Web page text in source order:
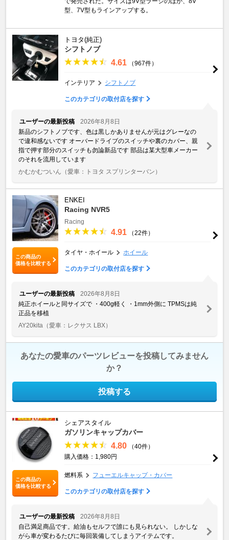
型、7V型もラインアップする。
トヨタ(純正)
シフトノブ
4.61 （967件）
インテリア シフトノブ
このカテゴリの取付店を探す
ユーザーの最新投稿
2026年8月8日
新品のシフトノブです、色は黒しかありませんが元はグレーなの
で違和感ないです オーバードライブのスイッチや裏のカバー、親
指で押す部分のスイッチも勿論新品です 部品は某大型車メーカー
のそれを流用しています
かむかむついん （愛車：トヨタ スプリンターバン）
この商品の
価格を比較する
ENKEI
Racing NVR5
Racing
4.91 （22件）
タイヤ・ホイール ホイール
このカテゴリの取付店を探す
ユーザーの最新投稿
2026年8月8日
純正ホイールと同サイズで ・400g軽く ・1mm外側に TPMSは純
正品を移植
AY20kita （愛車：レクサス LBX）
あなたの愛車のパーツレビューを投稿してみません
か？
投稿する
この商品の
価格を比較する
シェアスタイル
ガソリンキャップカバー
4.80
（40件）
購入価格：1,980円
燃料系 フューエルキャップ・カバー
このカテゴリの取付店を探す
ユーザーの最新投稿
2026年8月8日
自己満足商品です。給油もセルフで誰にも見られない。 しかしな
がら車が変わるたびに毎回装備してしまうアイテムです。